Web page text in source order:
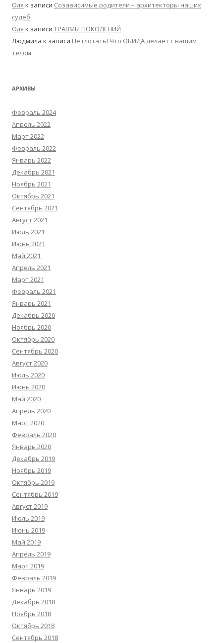
Оля к записи Созависимые родители – архитекторы наших
судеб
Оля к записи ТРАВМЫ ПОКОЛЕНИЙ
Людмила к записи Не глотать! Что ОБИДА делает с вашим
телом
АРХИВЫ
Февраль 2024
Апрель 2022
Март 2022
Февраль 2022
Январь 2022
Декабрь 2021
Ноябрь 2021
Октябрь 2021
Сентябрь 2021
Август 2021
Июль 2021
Июнь 2021
Май 2021
Апрель 2021
Март 2021
Февраль 2021
Январь 2021
Декабрь 2020
Ноябрь 2020
Октябрь 2020
Сентябрь 2020
Август 2020
Июль 2020
Июнь 2020
Май 2020
Апрель 2020
Март 2020
Февраль 2020
Январь 2020
Декабрь 2019
Ноябрь 2019
Октябрь 2019
Сентябрь 2019
Август 2019
Июль 2019
Июнь 2019
Май 2019
Апрель 2019
Март 2019
Февраль 2019
Январь 2019
Декабрь 2018
Ноябрь 2018
Октябрь 2018
Сентябрь 2018